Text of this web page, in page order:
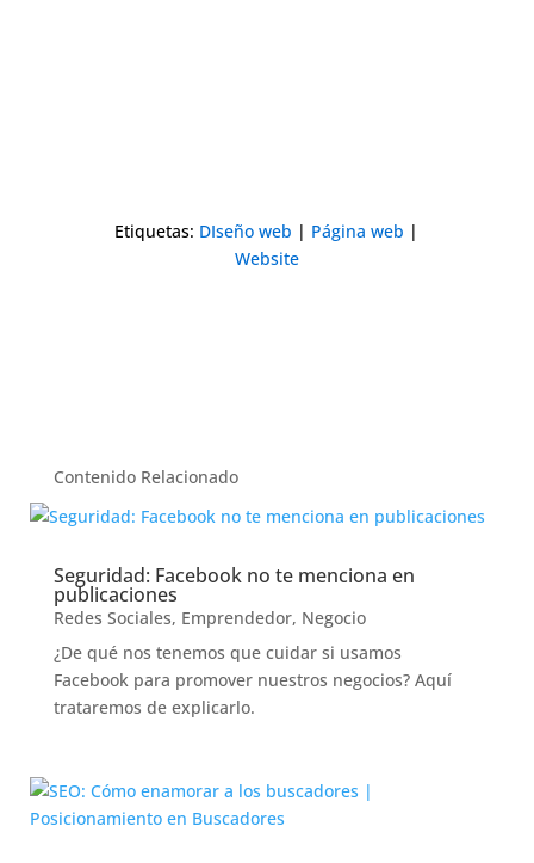
Etiquetas: DIseño web | Página web |
Website
Contenido Relacionado
Seguridad: Facebook no te menciona en
publicaciones
Redes Sociales, Emprendedor, Negocio
¿De qué nos tenemos que cuidar si usamos
Facebook para promover nuestros negocios? Aquí
trataremos de explicarlo.